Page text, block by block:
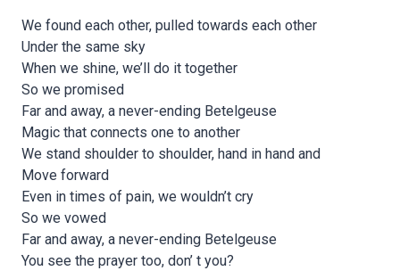
We found each other, pulled towards each other
Under the same sky
When we shine, we’ll do it together
So we promised
Far and away, a never-ending Betelgeuse
Magic that connects one to another
We stand shoulder to shoulder, hand in hand and
Move forward
Even in times of pain, we wouldn’t cry
So we vowed
Far and away, a never-ending Betelgeuse
You see the prayer too, don’ t you?